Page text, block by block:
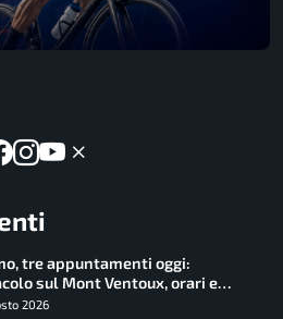
tre appuntamenti oggi:
sul Mont Ventoux, orari e
2026